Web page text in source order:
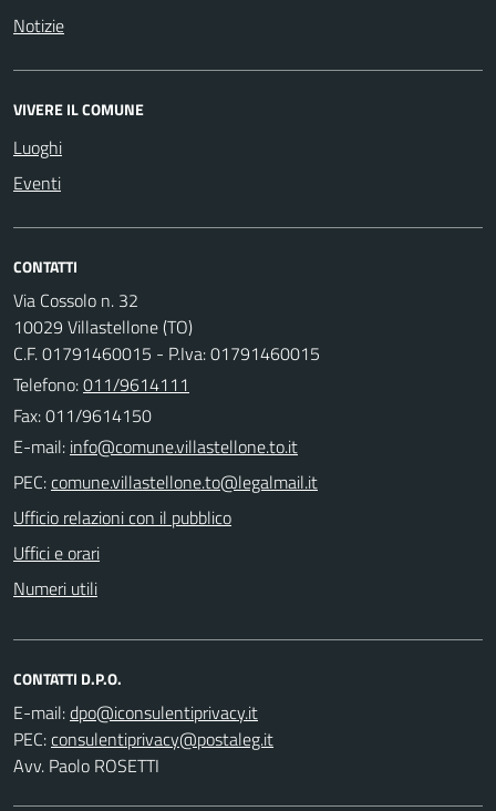
Notizie
VIVERE IL COMUNE
Luoghi
Eventi
CONTATTI
Via Cossolo n. 32
10029 Villastellone (TO)
C.F. 01791460015 - P.Iva: 01791460015
Telefono:011/9614111
Fax: 011/9614150
E-mail:
PEC:
Ufficio relazioni con il pubblico
Uffici e orari
Numeri utili
CONTATTI D.P.O.
E-mail:
PEC:
Avv. Paolo ROSETTI